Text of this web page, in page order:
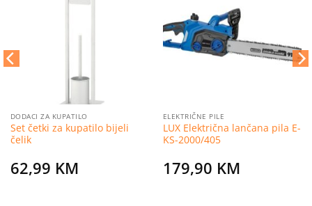
DODACI ZA KUPATILO
Set četki za kupatilo bijeli
čelik
62,99 KM
ELEKTRIČNE PILE
LUX Električna lančana pila E-
KS-2000/405
179,90 KM